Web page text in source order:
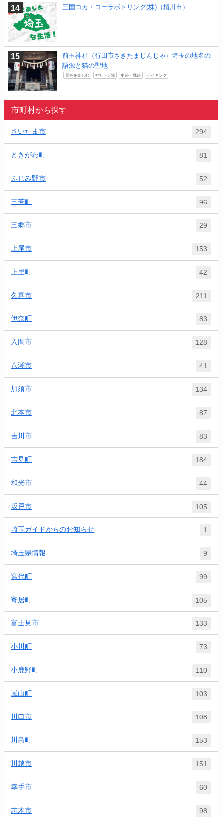
三国コカ・コーラボトリング(株)（桶川市）
前玉神社（行田市さきたまじんじゃ）埼玉の地名の
語源と猫の聖地
景色を楽しむ 神社・寺院 史跡・城跡 ハイキング
市町村から探す
さいたま市 294
ときがわ町 81
ふじみ野市 52
三芳町 96
三郷市 29
上尾市 153
上里町 42
久喜市 211
伊奈町 83
入間市 128
八潮市 41
加須市 134
北本市 87
吉川市 83
吉見町 184
和光市 44
坂戸市 105
埼玉ガイドからのお知らせ 1
埼玉県情報 9
宮代町 99
寄居町 105
富士見市 133
小川町 73
小鹿野町 110
嵐山町 103
川口市 108
川島町 153
川越市 151
幸手市 60
志木市 98